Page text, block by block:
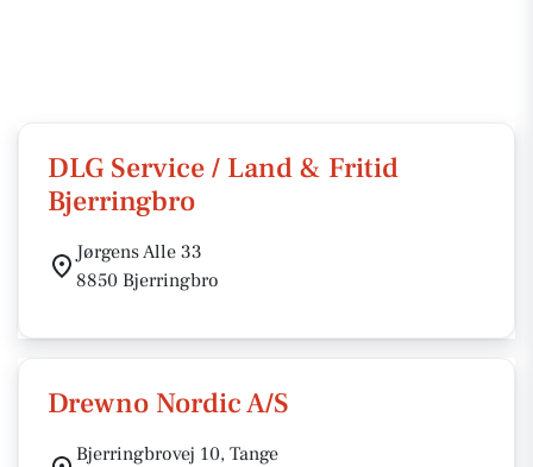
DLG Service / Land & Fritid
Bjerringbro
Jørgens Alle 33
8850 Bjerringbro
Drewno Nordic A/S
Bjerringbrovej 10, Tange